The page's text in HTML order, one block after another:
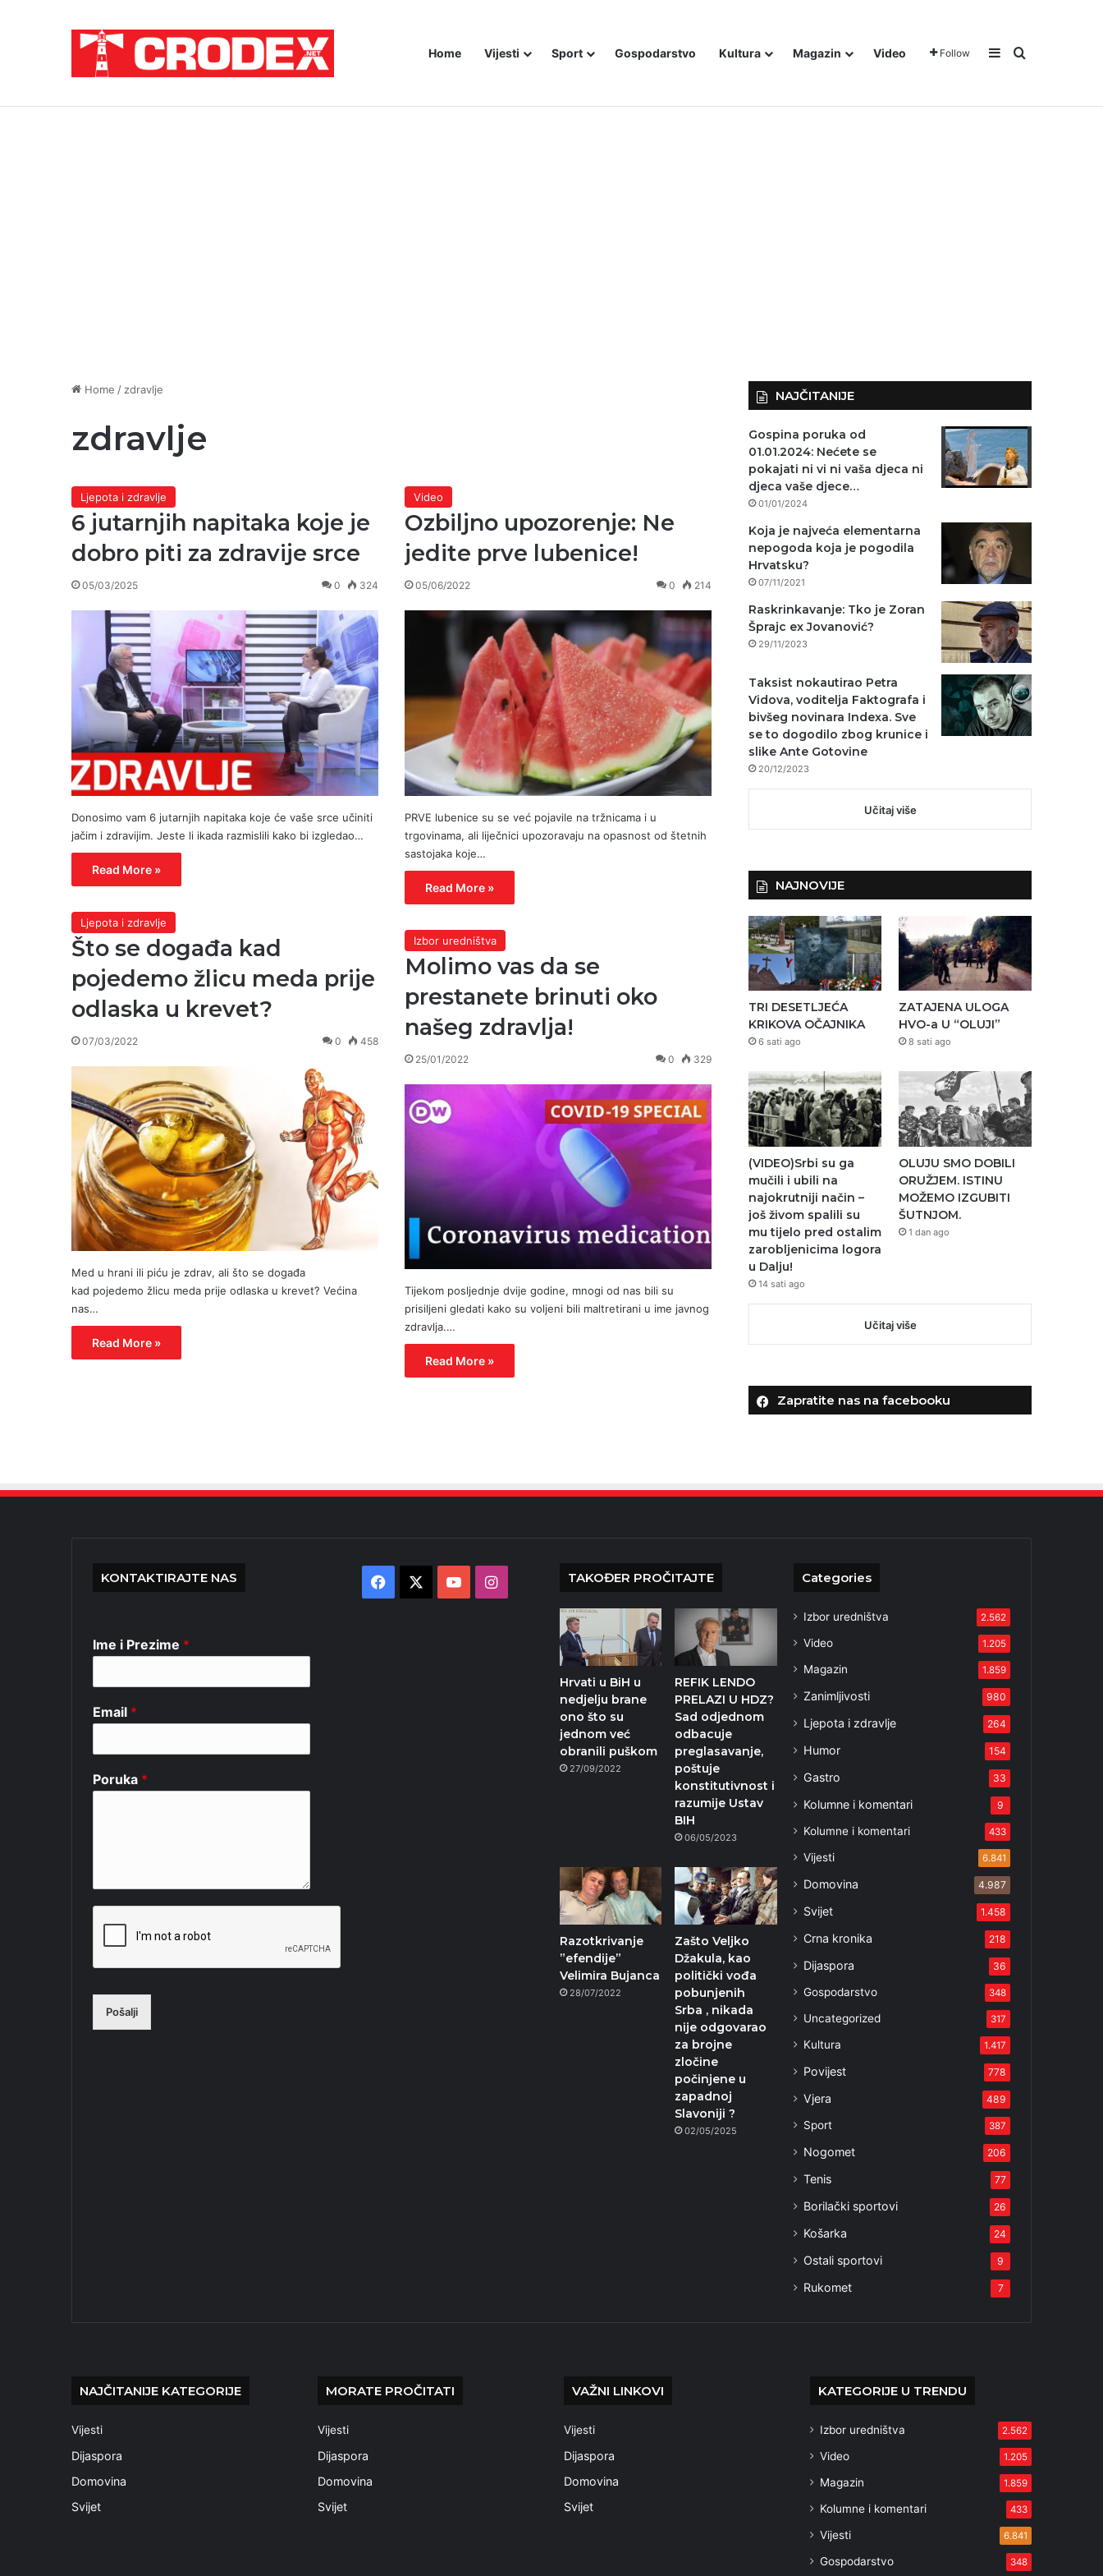
Home Vijesti Sport Gospodarstvo Kultura Magazin Video Follow Sidebar
Traži
Home / zdravlje
zdravlje
Ljepota i zdravlje
6 jutarnjih napitaka koje je
dobro piti za zdravije srce
05/03/2025 0 324
Donosimo vam 6 jutarnjih napitaka koje će vaše srce učiniti
jačim i zdravijim. Jeste li ikada razmislili kako bi izgledao…
Read More »
Video
Ozbiljno upozorenje: Ne
jedite prve lubenice!
05/06/2022 0 214
PRVE lubenice su se već pojavile na tržnicama i u
trgovinama, ali liječnici upozoravaju na opasnost od štetnih
sastojaka koje…
Read More »
Ljepota i zdravlje
Što se događa kad
pojedemo žlicu meda prije
odlaska u krevet?
07/03/2022 0 458
Med u hrani ili piću je zdrav, ali što se događa
kad pojedemo žlicu meda prije odlaska u krevet? Većina
nas…
Read More »
Izbor uredništva
Molimo vas da se
prestanete brinuti oko
našeg zdravlja!
25/01/2022 0 329
Tijekom posljednje dvije godine, mnogi od nas bili su
prisiljeni gledati kako su voljeni bili maltretirani u ime javnog
zdravlja.…
Read More »
NAJČITANIJE
Gospina poruka od
01.01.2024: Nećete se
pokajati ni vi ni vaša djeca ni
djeca vaše djece…
01/01/2024
Koja je najveća elementarna
nepogoda koja je pogodila
Hrvatsku?
07/11/2021
Raskrinkavanje: Tko je Zoran
Šprajc ex Jovanović?
29/11/2023
Taksist nokautirao Petra
Vidova, voditelja Faktografa i
bivšeg novinara Indexa. Sve
se to dogodilo zbog krunice i
slike Ante Gotovine
20/12/2023
Učitaj više
NAJNOVIJE
TRI DESETLJEĆA
KRIKOVA OČAJNIKA
6 sati ago
ZATAJENA ULOGA
HVO-a U “OLUJI”
8 sati ago
(VIDEO)Srbi su ga
mučili i ubili na
najokrutniji način –
još živom spalili su
mu tijelo pred ostalim
zarobljenicima logora
u Dalju!
14 sati ago
OLUJU SMO DOBILI
ORUŽJEM. ISTINU
MOŽEMO IZGUBITI
ŠUTNJOM.
1 dan ago
Učitaj više
Zapratite nas na facebooku
KONTAKTIRAJTE NAS
Ime i Prezime *
Email *
Poruka *
Pošalji
Facebook YouTubeInstagram TAKOĐER PROČITAJTE
Hrvati u BiH u
nedjelju brane
ono što su
jednom već
obranili puškom
27/09/2022
REFIK LENDO
PRELAZI U HDZ?
Sad odjednom
odbacuje
preglasavanje,
poštuje
konstitutivnost i
razumije Ustav
BIH
06/05/2023
Razotkrivanje
”efendije”
Velimira Bujanca
28/07/2022
Zašto Veljko
Džakula, kao
politički vođa
pobunjenih
Srba , nikada
nije odgovarao
za brojne
zločine
počinjene u
zapadnoj
Slavoniji ?
02/05/2025
Categories
Izbor uredništva 2.562
Video 1.205
Magazin 1.859
Zanimljivosti 980
Ljepota i zdravlje 264
Humor 154
Gastro 33
Kolumne i komentari 9
Kolumne i komentari 433
Vijesti 6.841
Domovina 4.987
Svijet 1.458
Crna kronika 218
Dijaspora 36
Gospodarstvo 348
Uncategorized 317
Kultura 1.417
Povijest 778
Vjera 489
Sport 387
Nogomet 206
Tenis 77
Borilački sportovi 26
Košarka 24
Ostali sportovi 9
Rukomet 7
NAJČITANIJE KATEGORIJE
Vijesti
Dijaspora
Domovina
Svijet
MORATE PROČITATI
Vijesti
Dijaspora
Domovina
Svijet
VAŽNI LINKOVI
Vijesti
Dijaspora
Domovina
Svijet
KATEGORIJE U TRENDU
Izbor uredništva 2.562
Video 1.205
Magazin 1.859
Kolumne i komentari 433
Vijesti 6.841
Gospodarstvo 348